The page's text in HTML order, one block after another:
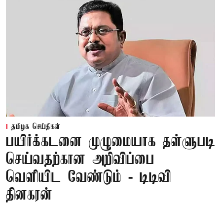
தமிழக செய்திகள்
பயிர்க்கடனை முழுமையாக தள்ளுபடி
செய்வதற்கான அறிவிப்பை
வெளியிட வேண்டும் - டிடிவி
தினகரன்